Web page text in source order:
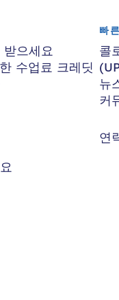
으세요
수업료 크레딧
빠
콜
뉴
커
연